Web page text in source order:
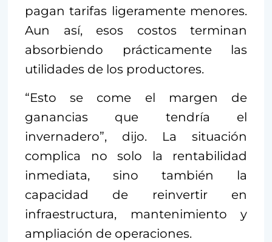
pagan tarifas ligeramente menores.
Aun así, esos costos terminan
absorbiendo prácticamente las
utilidades de los productores.
“Esto se come el margen de
ganancias que tendría el
invernadero”, dijo. La situación
complica no solo la rentabilidad
inmediata, sino también la
capacidad de reinvertir en
infraestructura, mantenimiento y
ampliación de operaciones.